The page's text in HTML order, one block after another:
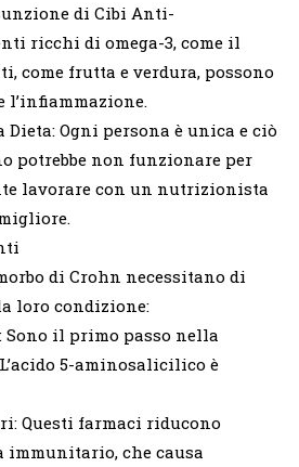
di Cibi Anti-
ricchi di omega-3, come il
come frutta e verdura, possono
Ogni persona è unica e ciò
potrebbe non funzionare per
lavorare con un nutrizionista
di Crohn necessitano di
loro condizione:
il primo passo nella
5-aminosalicilico è
Questi farmaci riducono
immunitario, che causa